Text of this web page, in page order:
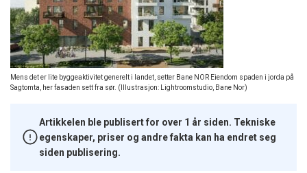
Mens det er lite byggeaktivitet generelt i landet, setter Bane NOR Eiendom spaden i jorda på
Sagtomta, her fasaden sett fra sør. (Illustrasjon: Lightroomstudio, Bane Nor)
Artikkelen ble publisert for over 1 år siden. Tekniske
egenskaper, priser og andre fakta kan ha endret seg
siden publisering.